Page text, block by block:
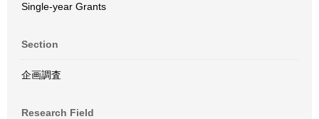
Single-year Grants
Section
企画調査
Research Field